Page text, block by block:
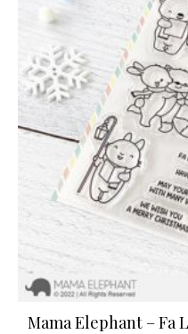
Mama Elephant – Fa